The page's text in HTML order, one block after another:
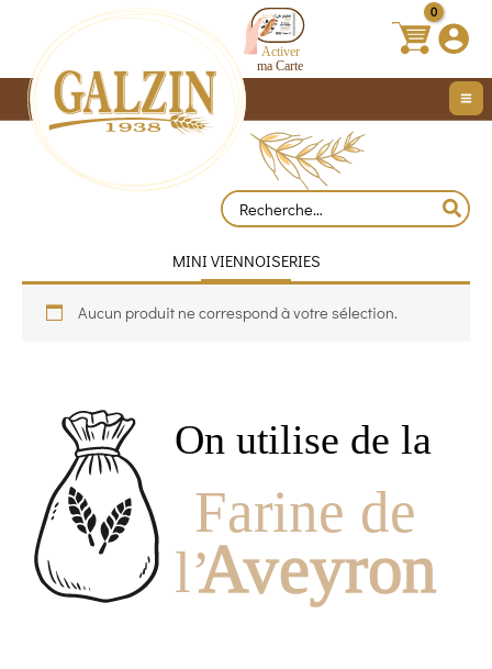
contenu
Search
for:
MINI VIENNOISERIES
Aucun produit ne correspond à votre sélection.